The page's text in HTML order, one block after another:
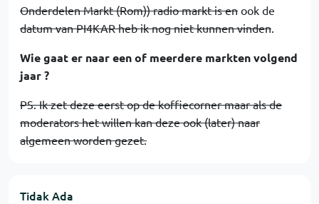
Onderdelen Markt (Rom)) radio markt is en ook de
datum van PI4KAR heb ik nog niet kunnen vinden.
Wie gaat er naar een of meerdere markten volgend
jaar ?
PS. Ik zet deze eerst op de koffiecorner maar als de
moderators het willen kan deze ook (later) naar
algemeen worden gezet.
Tidak Ada